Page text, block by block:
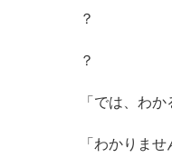
？
？
「では、わ
「わかりま